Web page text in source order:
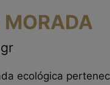
ecológica